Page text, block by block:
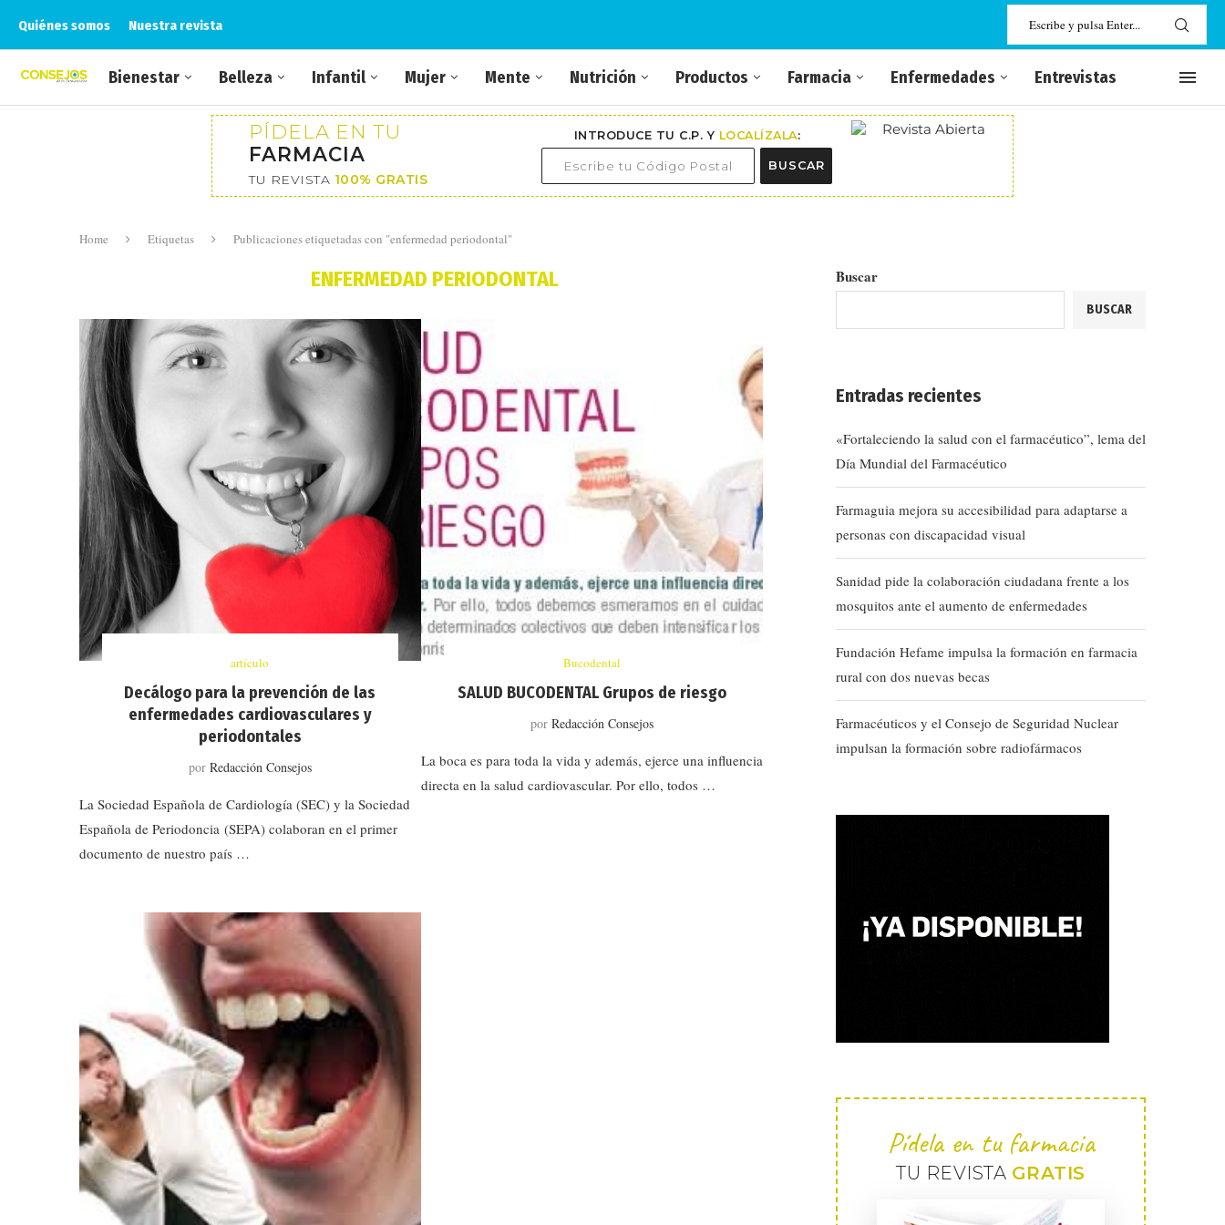
Quiénes somos Nuestra revista
Bienestar Belleza Infantil Mujer Mente Nutrición Productos Farmacia Enfermedades Entrevistas
PÍDELA EN TU
FARMACIA
TU REVISTA 100% GRATIS
INTRODUCE TU C.P. Y LOCALÍZALA:
BUSCAR
Home Etiquetas Publicaciones etiquetadas con "enfermedad periodontal"
ENFERMEDAD PERIODONTAL
artículo
Decálogo para la prevención de las
enfermedades cardiovasculares y
periodontales
por Redacción Consejos
La Sociedad Española de Cardiología (SEC) y la Sociedad
Española de Periodoncia (SEPA) colaboran en el primer
documento de nuestro país …
Bucodental
SALUD BUCODENTAL Grupos de riesgo
por Redacción Consejos
La boca es para toda la vida y además, ejerce una influencia
directa en la salud cardiovascular. Por ello, todos …
Buscar
BUSCAR
Entradas recientes
«Fortaleciendo la salud con el farmacéutico”, lema del
Día Mundial del Farmacéutico
Farmaguia mejora su accesibilidad para adaptarse a
personas con discapacidad visual
Sanidad pide la colaboración ciudadana frente a los
mosquitos ante el aumento de enfermedades
Fundación Hefame impulsa la formación en farmacia
rural con dos nuevas becas
Farmacéuticos y el Consejo de Seguridad Nuclear
impulsan la formación sobre radiofármacos
Pídela en tu farmacia
TU REVISTA GRATIS